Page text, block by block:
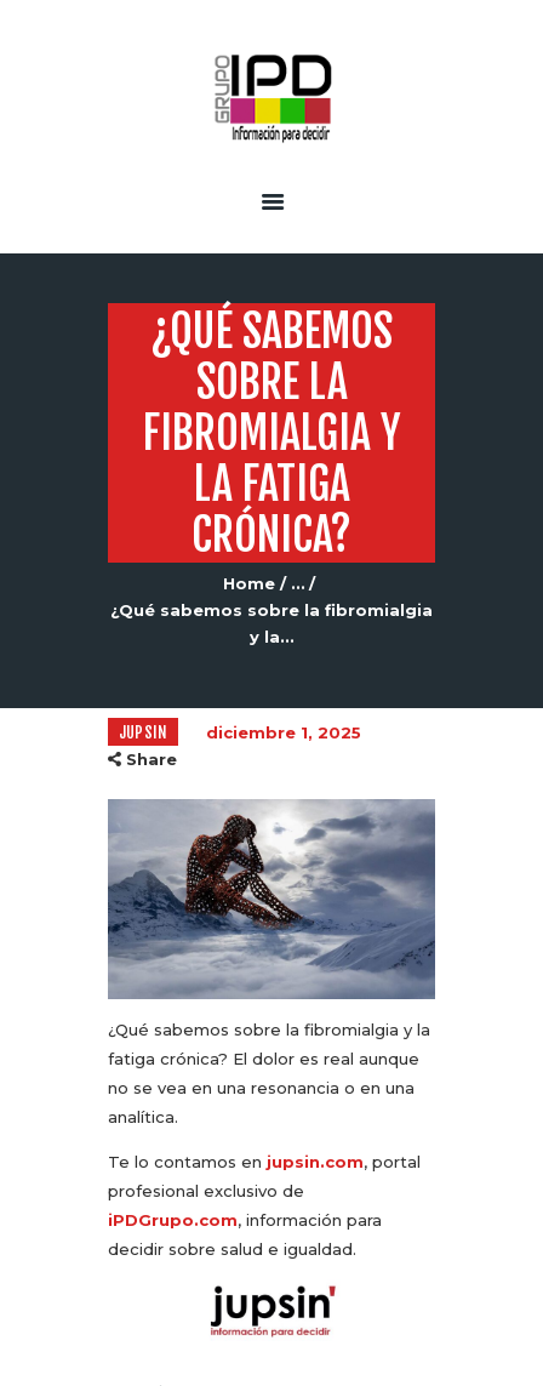
¿QUÉ SABEMOS
SOBRE LA
FIBROMIALGIA Y
LA FATIGA
CRÓNICA?
Home
...
¿Qué sabemos sobre la fibromialgia
y la...
JUPSIN
diciembre 1, 2025
Share
¿Qué sabemos sobre la fibromialgia y la
fatiga crónica? El dolor es real aunque
no se vea en una resonancia o en una
analítica.
Te lo contamos en jupsin.com, portal
profesional exclusivo de
iPDGrupo.com, información para
decidir sobre salud e igualdad.